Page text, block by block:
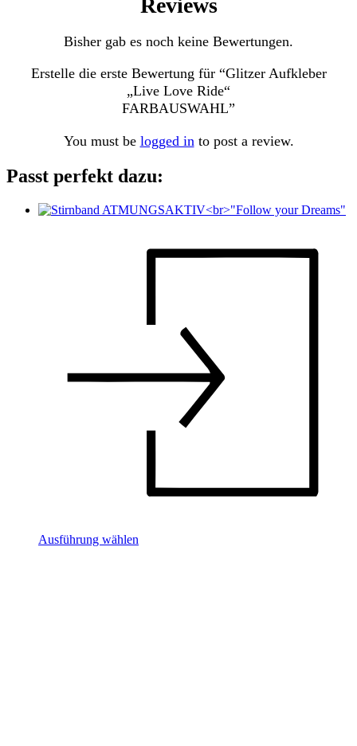
Bisher gab es noch keine Bewertungen.
Erstelle die erste Bewertung für “Glitzer Aufkleber
„Live Love Ride“
FARBAUSWAHL”
You must be logged into post a review.
Passt perfekt dazu:
Ausführung wählen